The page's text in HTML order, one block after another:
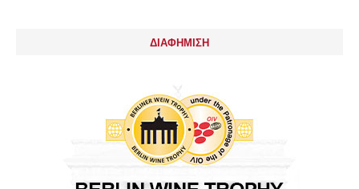
ΔΙΑΦΗΜΙΣΗ